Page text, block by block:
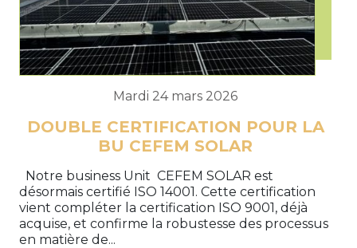
Mardi 24 mars 2026
DOUBLE CERTIFICATION POUR LA
BU CEFEM SOLAR
Notre business Unit CEFEM SOLAR est
désormais certifié ISO 14001. Cette certification
vient compléter la certification ISO 9001, déjà
acquise, et confirme la robustesse des processus
en matière de...